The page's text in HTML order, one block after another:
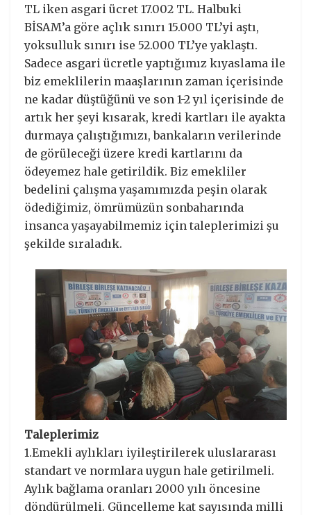
TL iken asgari ücret 17.002 TL. Halbuki
BİSAM’a göre açlık sınırı 15.000 TL’yi aştı,
yoksulluk sınırı ise 52.000 TL’ye yaklaştı.
Sadece asgari ücretle yaptığımız kıyaslama ile
biz emeklilerin maaşlarının zaman içerisinde
ne kadar düştüğünü ve son 1-2 yıl içerisinde de
artık her şeyi kısarak, kredi kartları ile ayakta
durmaya çalıştığımızı, bankaların verilerinde
de görüleceği üzere kredi kartlarını da
ödeyemez hale getirildik. Biz emekliler
bedelini çalışma yaşamımızda peşin olarak
ödediğimiz, ömrümüzün sonbaharında
insanca yaşayabilmemiz için taleplerimizi şu
şekilde sıraladık.
Taleplerimiz
1.Emekli aylıkları iyileştirilerek uluslararası
standart ve normlara uygun hale getirilmeli.
Aylık bağlama oranları 2000 yılı öncesine
döndürülmeli. Güncelleme kat sayısında milli